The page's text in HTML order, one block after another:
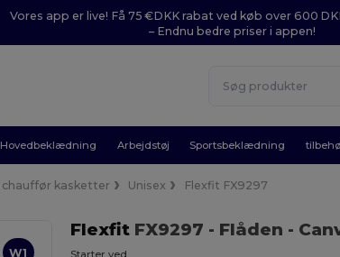
Vores app er live! Få 75 €DKK rabat ved køb over 600
– Endnu bedre priser i appen!
Hovedbeklædning Arbejdstøj Sportsbeklædning
chauffør kasketter Unisex Flexfit FX9297
W1
FlexfitFX9297 - Flåden -
Starter ved